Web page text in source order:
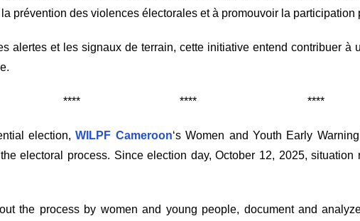
prévention des violences électorales et à promouvoir la participation
alertes et les signaux de terrain, cette initiative entend contribuer
**** **** ****
election,WILPF Cameroon‘s Women and Youth Early
electoral process. Since election day, October 12, 2025,
the process by women and young people, document and